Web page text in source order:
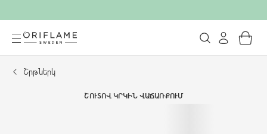
Շրթներկ
ՇՈՒՏՈՎ ԿՐԿԻՆ ՎԱՃԱՌՔՈՒՄ